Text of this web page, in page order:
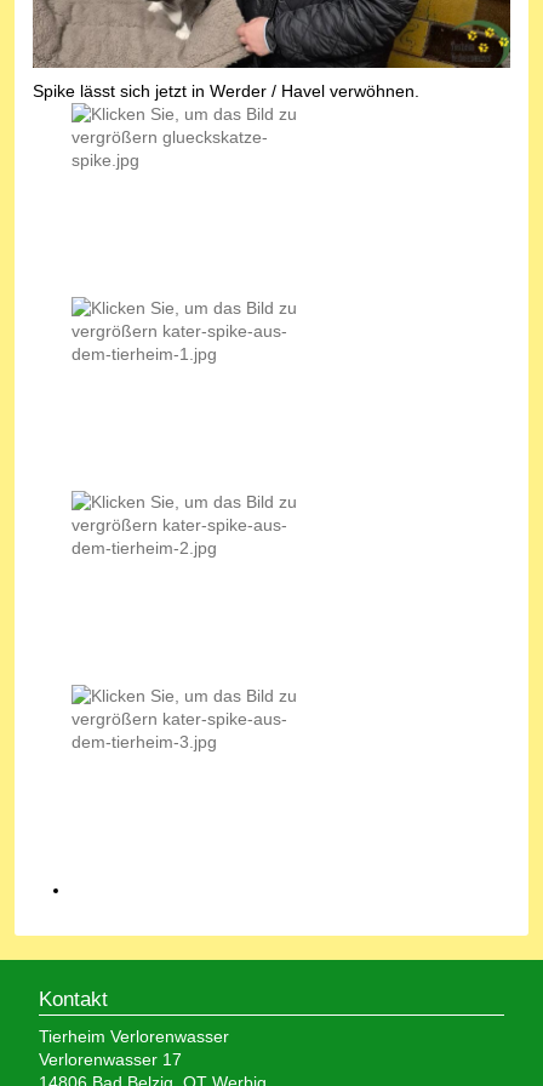
Spike lässt sich jetzt in Werder / Havel verwöhnen.
Kontakt
Tierheim Verlorenwasser
Verlorenwasser 17